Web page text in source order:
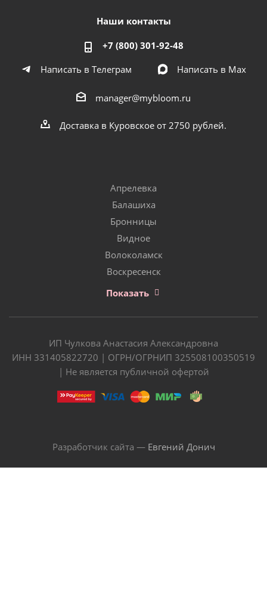
Наши контакты
+7 (800) 301-92-48
Написать в Телеграм
Написать в Мах
manager@mybloom.ru
Доставка в Куровское от 2750 рублей.
Апрелевка
Балашиха
Бронницы
Видное
Волоколамск
Воскресенск
Показать
ИП Чулкова Анастасия Александровна
ИНН 331405822720 | ОГРН/ОГРНИП 325508100350519
| Не является публичной офертой
Разработчик сайта — Евгений Донич